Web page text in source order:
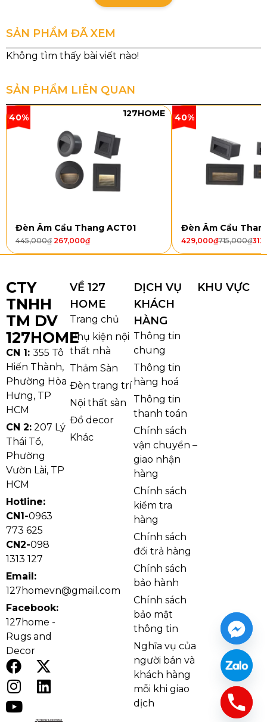
thước
OTPL8717T550 Ø550
OTPL8717T800 Ø800
OTPL8717T950 E14 x 21
Kiểu dáng và chất liệu
Đèn Ốp Trần Pha Lê OTPL8717
sở hữu thiết kế
tròn nhiều tầng với các lớp pha lê được bố trí cân đối
bật, ánh sáng phản chiếu qua các thanh pha lê giúp
không gian trở nên lung linh và nổi bật hơn. Phần
viền phía trên được thiết kế mềm mại với các chi tiết
hiện đại.
Ảnh cận Đèn Ốp Trần Pha Lê OTPL8717T550
Ảnh thật Đèn Ốp Trần Pha Lê OTPL8717T950
Khung đèn được gia công từ kim loại chắc chắn kết
hợp lớp mạ sáng bóng giúp tăng độ bền và hạn chế
oxy hóa theo thời gian. Các thanh pha lê trong suốt
có khả năng phản chiếu ánh sáng tốt, giúp ánh sáng
SẢN PHẨM ĐÃ XEM
SẢN PHẨM LIÊN QUAN
40% 127HOME
Đèn Âm Cầu Thang ACT01
445,000₫ 267,000₫
40%
Đèn Âm Cầu
715,000₫
429,000₫
CTY
TNHH
TM DV
127HOME
CN 1: 355 Tô
Hiến Thành,
Phường Hòa
Hưng, TP
HCM
CN 2: 207 Lý
Thái Tổ,
Phường
Vườn Lài, TP
HCM
Hotline:
CN1-0963
773 625
CN2-098
1313 127
Email:
127homevn@gmail.com
Facebook:
127home -
Rugs and
Decor
VỀ 127
HOME
Trang chủ
Phụ kiện nội
thất nhà
Thảm Sàn
Đèn trang trí
Nội thất sàn
Đồ decor
Khác
DỊCH VỤ
KHÁCH
HÀNG
Thông tin
chung
Thông tin
hàng hoá
Thông tin
thanh toán
Chính sách
vận chuyển –
giao nhận
hàng
Chính sách
kiểm tra
hàng
Chính sách
đổi trả hàng
Chính sách
bảo hành
Chính sách
bảo mật
thông tin
Nghĩa vụ của
người bán và
khách hàng
mỗi khi giao
dịch
KHU VỰC